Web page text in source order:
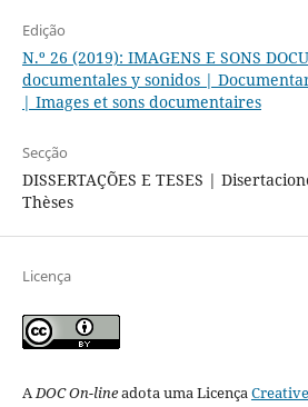
Edição
N.º 26 (2019): IMAGENS E SONS
documentales y sonidos |
| Images et sons documentaires
Secção
DISSERTAÇÕES E TESES |
Thèses
Licença
ADOC On-lineadota uma Licença